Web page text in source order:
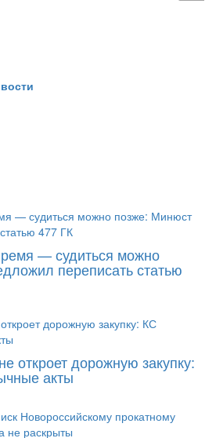
— судиться можно
переписать статью
откроет дорожную закупку:
акты